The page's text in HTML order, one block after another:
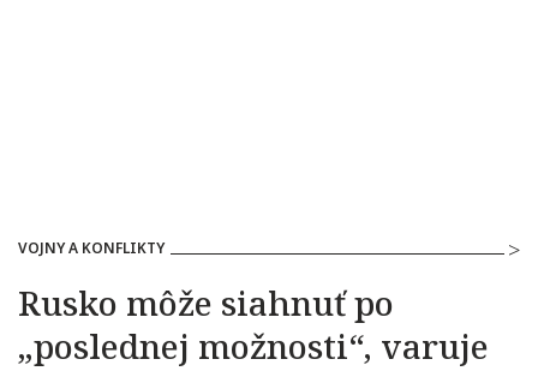
VOJNY A KONFLIKTY
Rusko môže siahnuť po
„poslednej možnosti“, varuje